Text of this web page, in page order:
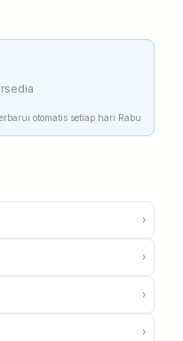
otomatis setiap hari Rabu
›
›
›
›